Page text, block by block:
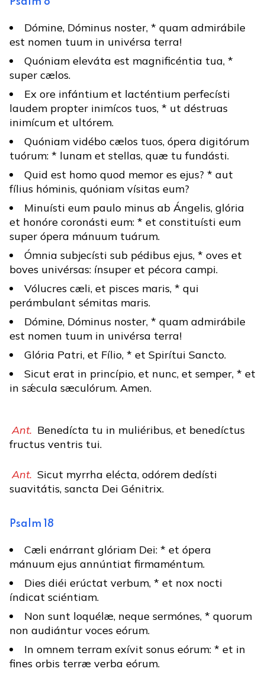
Dómine, Dóminus noster, * quam admirábile
est nomen tuum in univérsa terra!
Quóniam eleváta est magnificéntia tua, *
super cælos.
Ex ore infántium et lacténtium perfecísti
laudem propter inimícos tuos, * ut déstruas
inimícum et ultórem.
Quóniam vidébo cælos tuos, ópera digitórum
tuórum: * lunam et stellas, quæ tu fundásti.
Quid est homo quod memor es ejus? * aut
fílius hóminis, quóniam vísitas eum?
Minuísti eum paulo minus ab Ángelis, glória
et honóre coronásti eum: * et constituísti eum
super ópera mánuum tuárum.
Ómnia subjecísti sub pédibus ejus, * oves et
boves univérsas: ínsuper et pécora campi.
Vólucres cæli, et pisces maris, * qui
perámbulant sémitas maris.
Dómine, Dóminus noster, * quam admirábile
est nomen tuum in univérsa terra!
Glória Patri, et Fílio, * et Spirítui Sancto.
Sicut erat in princípio, et nunc, et semper, * et
in sǽcula sæculórum. Amen.
Ant. Benedícta tu in muliéribus, et benedíctus
fructus ventris tui.
Ant. Sicut myrrha elécta, odórem dedísti
suavitátis, sancta Dei Génitrix.
Psalm 18
Cæli enárrant glóriam Dei: * et ópera
mánuum ejus annúntiat firmaméntum.
Dies diéi erúctat verbum, * et nox nocti
índicat sciéntiam.
Non sunt loquélæ, neque sermónes, * quorum
non audiántur voces eórum.
In omnem terram exívit sonus eórum: * et in
fines orbis terræ verba eórum.